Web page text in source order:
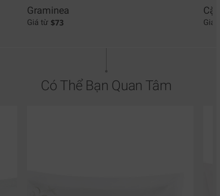
Graminea
Giá từ $73 Giá
Có Thể Bạn Quan Tâm